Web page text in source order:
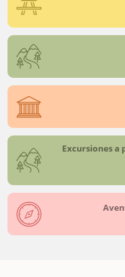
Excursiones a